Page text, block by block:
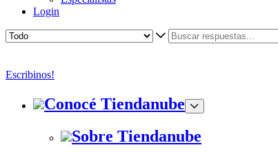
Login
Escribinos!
Conocé Tiendanube
Sobre Tiendanube